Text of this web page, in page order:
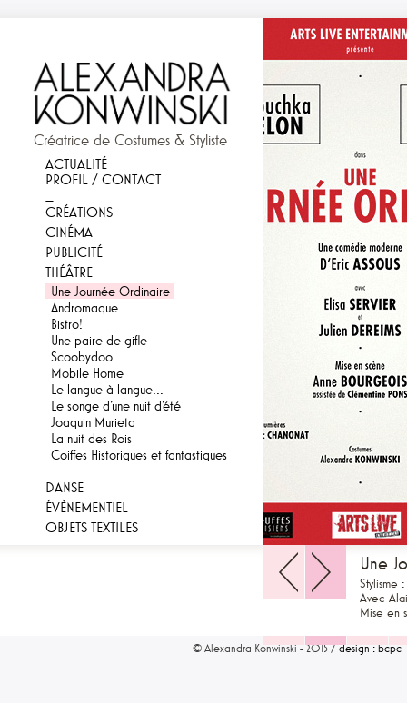
© Alexandra Konwinski - 2015 /design : bcpc
Créatrice de Costumes & Styliste
ACTUALITÉ
PROFIL / CONTACT
CRÉATIONS
CINÉMA
PUBLICITÉ
THÉÂTRE
Une Journée Ordinaire
Andromaque
Bistro!
Une paire de gifle
Scoobydoo
Mobile Home
Le langue à langue...
Le songe d'une nuit d'été
Joaquin Murieta
La nuit des Rois
Coiffes Historiques et fantastiques
DANSE
ÉVÈNEMENTIEL
OBJETS TEXTILES
Une
Stylisme
Avec
Mise en
1 2 3 4